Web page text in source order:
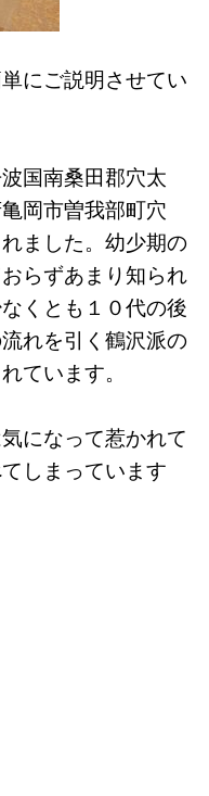
にご説明させてい
国南桑田郡穴太
岡市曽我部町穴
ました。幼少期の
らずあまり知られ
くとも１０代の後
れを引く鶴沢派の
ています。
になって惹かれて
しまっています